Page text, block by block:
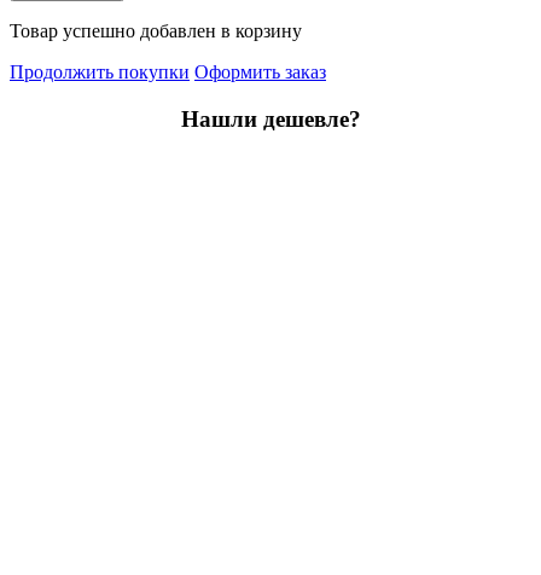
Товар успешно добавлен в корзину
Продолжить покупки Оформить заказ
Нашли дешевле?